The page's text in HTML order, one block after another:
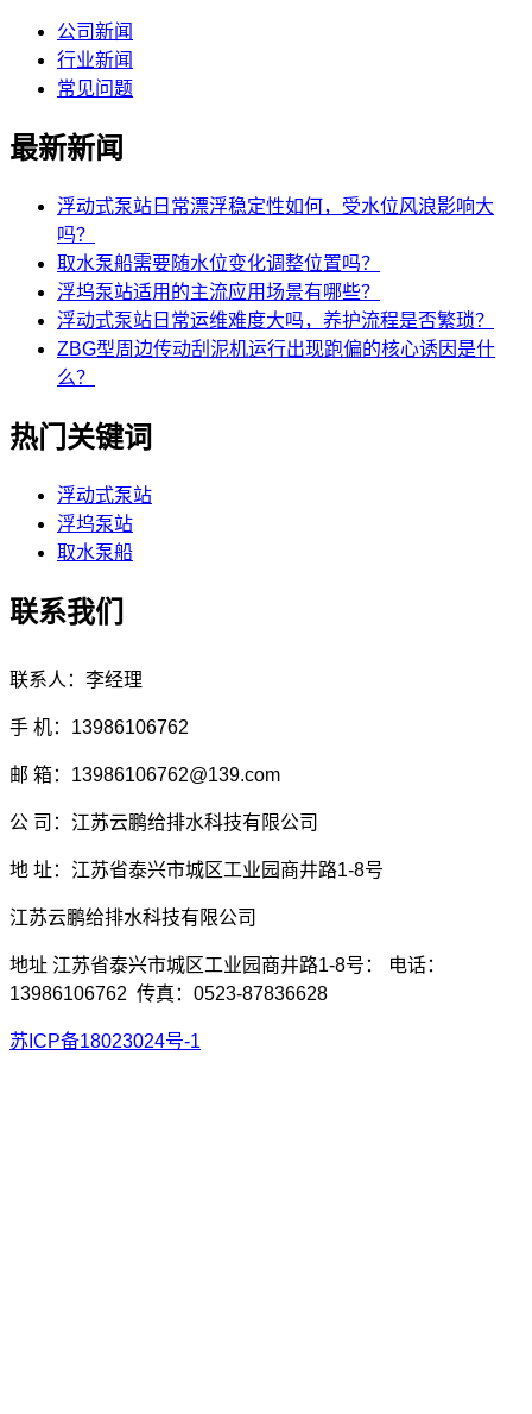
公司新闻
行业新闻
常见问题
最新新闻
浮动式泵站日常漂浮稳定性如何，受水位风浪影响大
吗？
取水泵船需要随水位变化调整位置吗？
浮坞泵站适用的主流应用场景有哪些？
浮动式泵站日常运维难度大吗，养护流程是否繁琐？
ZBG型周边传动刮泥机运行出现跑偏的核心诱因是什
么？
热门关键词
浮动式泵站
浮坞泵站
取水泵船
联系我们
联系人：李经理
手 机：13986106762
邮 箱：13986106762@139.com
公 司：江苏云鹏给排水科技有限公司
地 址：江苏省泰兴市城区工业园商井路1-8号
江苏云鹏给排水科技有限公司
地址 江苏省泰兴市城区工业园商井路1-8号： 电话：
13986106762 传真：0523-87836628
苏ICP备18023024号-1